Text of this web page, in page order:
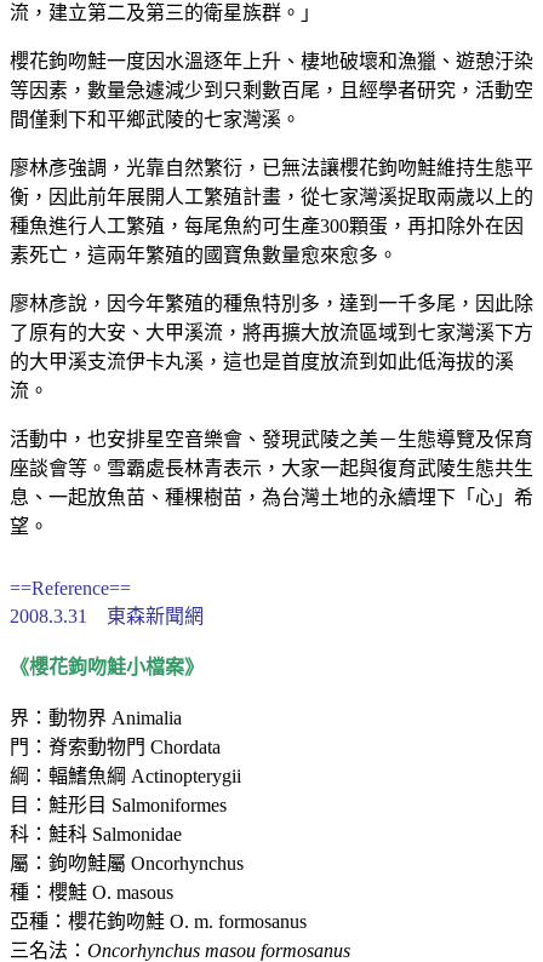
流，建立第二及第三的衛星族群。」
櫻花鉤吻鮭一度因水溫逐年上升、棲地破壞和漁獵、遊憩汙染
等因素，數量急遽減少到只剩數百尾，且經學者研究，活動空
間僅剩下和平鄉武陵的七家灣溪。
廖林彥強調，光靠自然繁衍，已無法讓櫻花鉤吻鮭維持生態平
衡，因此前年展開人工繁殖計畫，從七家灣溪捉取兩歲以上的
種魚進行人工繁殖，每尾魚約可生產300顆蛋，再扣除外在因
素死亡，這兩年繁殖的國寶魚數量愈來愈多。
廖林彥說，因今年繁殖的種魚特別多，達到一千多尾，因此除
了原有的大安、大甲溪流，將再擴大放流區域到七家灣溪下方
的大甲溪支流伊卡丸溪，這也是首度放流到如此低海拔的溪
流。
活動中，也安排星空音樂會、發現武陵之美－生態導覽及保育
座談會等。雪霸處長林青表示，大家一起與復育武陵生態共生
息、一起放魚苗、種棵樹苗，為台灣土地的永續埋下「心」希
望。
==Reference==
2008.3.31 東森新聞網
《櫻花鉤吻鮭小檔案》
界：動物界 Animalia
門：脊索動物門 Chordata
綱：輻鰭魚綱 Actinopterygii
目：鮭形目 Salmoniformes
科：鮭科 Salmonidae
屬：鉤吻鮭屬 Oncorhynchus
種：櫻鮭 O. masous
亞種：櫻花鉤吻鮭 O. m. formosanus
三名法： Oncorhynchus masou formosanus